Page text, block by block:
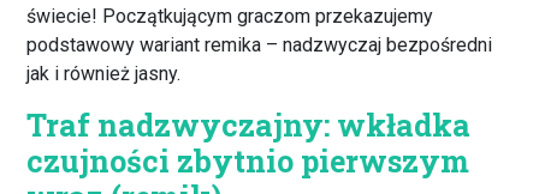
świecie! Początkującym graczom przekazujemy
podstawowy wariant remika – nadzwyczaj bezpośredni
jak i również jasny.
Traf nadzwyczajny: wkładka
czujności zbytnio pierwszym